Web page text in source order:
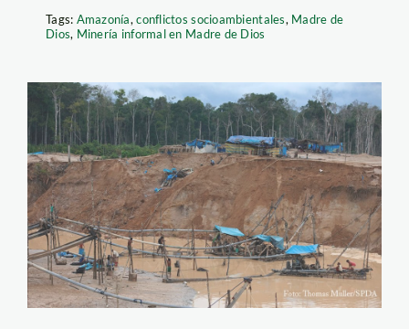
Tags: Amazonía,conflictos socioambientales, Madre de
Dios, Minería informal en Madre de Dios
minería_thomas